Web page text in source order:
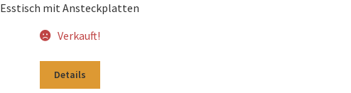
Esstisch mit Ansteckplatten
Verkauft!
Details